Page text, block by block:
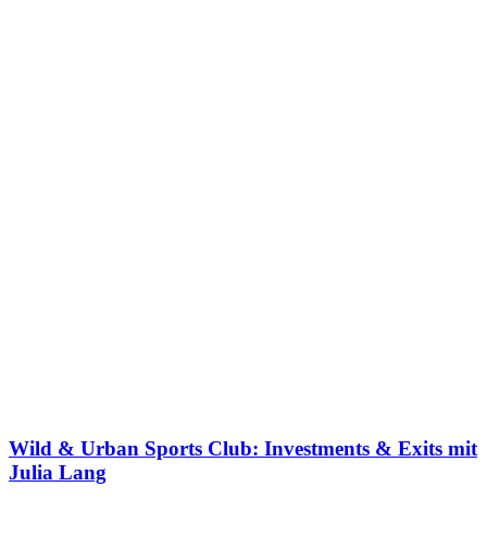
Wild & Urban Sports Club: Investments & Exits mit
Julia Lang